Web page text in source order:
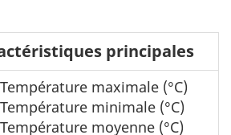
principales
Température maximale (°C)
Température minimale (°C)
Température moyenne (°C)